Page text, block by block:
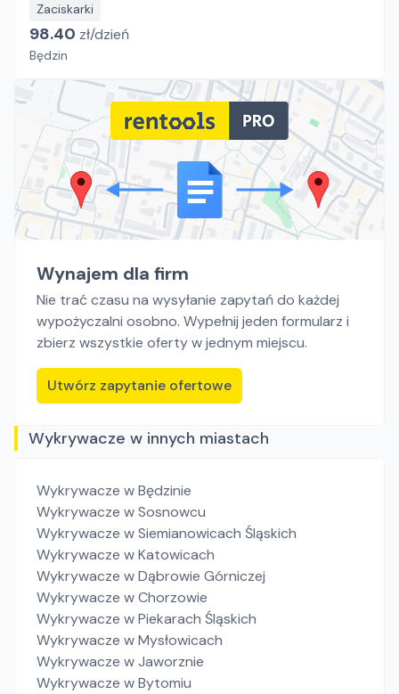
Zaciskarki
98.40 zł/dzień
Będzin
Wynajem dla firm
Nie trać czasu na wysyłanie zapytań do każdej
wypożyczalni osobno. Wypełnij jeden formularz i
zbierz wszystkie oferty w jednym miejscu.
Utwórz zapytanie ofertowe
Wykrywacze w innych miastach
Wykrywacze w Będzinie
Wykrywacze w Sosnowcu
Wykrywacze w Siemianowicach Śląskich
Wykrywacze w Katowicach
Wykrywacze w Dąbrowie Górniczej
Wykrywacze w Chorzowie
Wykrywacze w Piekarach Śląskich
Wykrywacze w Mysłowicach
Wykrywacze w Jaworznie
Wykrywacze w Bytomiu